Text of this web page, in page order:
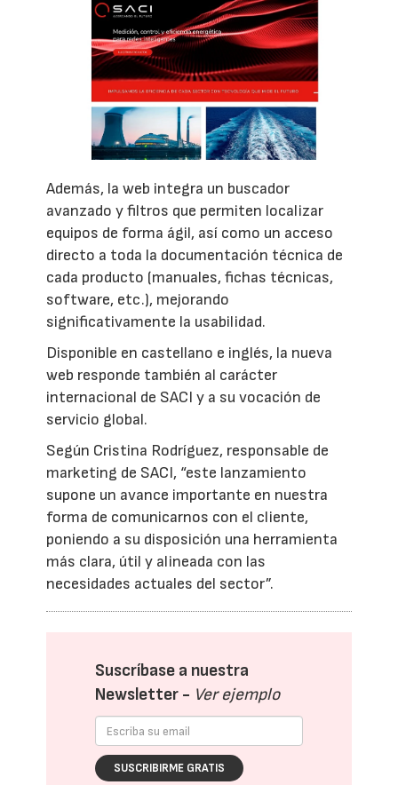
Además, la web integra un buscador
avanzado y filtros que permiten localizar
equipos de forma ágil, así como un acceso
directo a toda la documentación técnica de
cada producto (manuales, fichas técnicas,
software, etc.), mejorando
significativamente la usabilidad.
Disponible en castellano e inglés, la nueva
web responde también al carácter
internacional de SACI y a su vocación de
servicio global.
Según Cristina Rodríguez, responsable de
marketing de SACI, “este lanzamiento
supone un avance importante en nuestra
forma de comunicarnos con el cliente,
poniendo a su disposición una herramienta
más clara, útil y alineada con las
necesidades actuales del sector”.
Suscríbase a nuestra
Newsletter - Ver ejemplo
SUSCRIBIRME GRATIS